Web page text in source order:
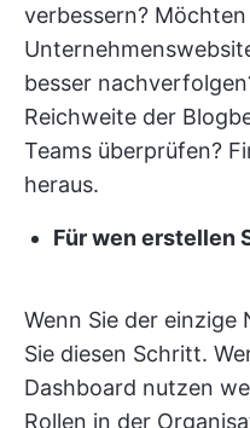
verbessern?
besser
Reichweite der
Teams überprüfen?
heraus.
Für wen erstellen
Wenn Sie der einzige
Sie diesen Schritt.
Dashboard nutzen
Rollen in der